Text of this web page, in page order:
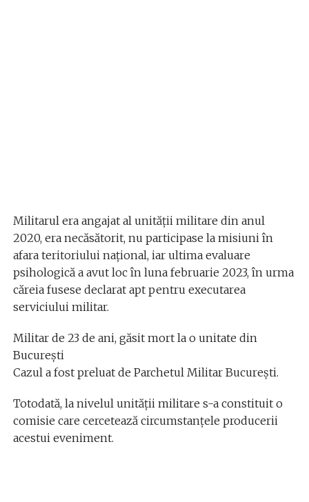
Militarul era angajat al unității militare din anul
2020, era necăsătorit, nu participase la misiuni în
afara teritoriului național, iar ultima evaluare
psihologică a avut loc în luna februarie 2023, în urma
căreia fusese declarat apt pentru executarea
serviciului militar.
Militar de 23 de ani, găsit mort la o unitate din
București
Cazul a fost preluat de Parchetul Militar Bucureşti.
Totodată, la nivelul unității militare s-a constituit o
comisie care cercetează circumstanțele producerii
acestui eveniment.